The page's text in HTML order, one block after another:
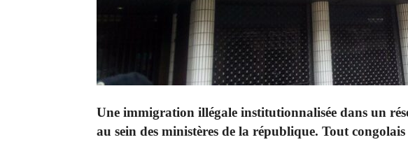
Une immigration illégale institutionnalisée dans un
au sein des ministères de la république. Tout